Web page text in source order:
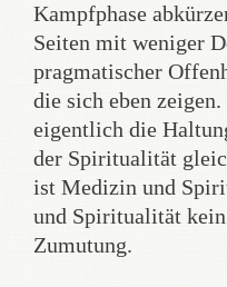
Kampfphase
Seiten mit weniger
pragmatischer
die sich eben
eigentlich die
der Spiritualität
ist Medizin und
und Spiritualität
Zumutung.